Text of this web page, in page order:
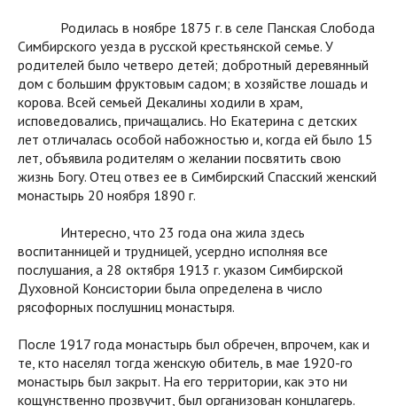
Родилась в ноябре 1875 г. в селе Панская Слобода
Симбирского уезда в русской крестьянской семье. У
родителей было четверо детей; добротный деревянный
дом с большим фруктовым садом; в хозяйстве лошадь и
корова. Всей семьей Декалины ходили в храм,
исповедовались, причащались. Но Екатерина с детских
лет отличалась особой набожностью и, когда ей было 15
лет, объявила родителям о желании посвятить свою
жизнь Богу. Отец отвез ее в Симбирский Спасский женский
монастырь 20 ноября 1890 г.
Интересно, что 23 года она жила здесь
воспитанницей и трудницей, усердно исполняя все
послушания, а 28 октября 1913 г. указом Симбирской
Духовной Консистории была определена в число
рясофорных послушниц монастыря.
После 1917 года монастырь был обречен, впрочем, как и
те, кто населял тогда женскую обитель, в мае 1920-го
монастырь был закрыт. На его территории, как это ни
кощунственно прозвучит, был организован концлагерь.